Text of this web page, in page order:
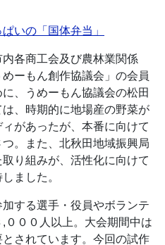
いの「国体弁当」
各商工会及び農林業関係
ーもん創作協議会」の会員
、うめーもん協議会の松田
、時期的に地場産の野菜が
があったが、本番に向けて
。また、北秋田地域振興局
り組みが、活性化に向けて
ました。
する選手・役員やボランテ
０００人以上。大会期間中は
されています。今回の試作